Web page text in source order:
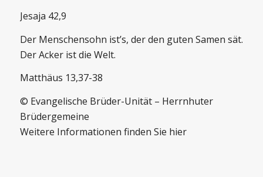
Jesaja 42,9
Der Menschensohn ist’s, der den guten Samen sät.
Der Acker ist die Welt.
Matthäus 13,37-38
© Evangelische Brüder-Unität – Herrnhuter
Brüdergemeine
Weitere Informationen finden Sie hier